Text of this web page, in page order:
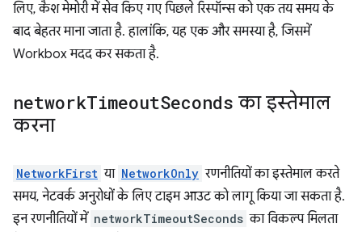
लिए, कैश मेमोरी में सेव किए गए पिछले रिस्पॉन्स को एक तय समय के
बाद बेहतर माना जाता है. हालांकि, यह एक और समस्या है, जिसमें
Workbox मदद कर सकता है.
networkTimeoutSeconds का इस्तेमाल
करना
NetworkFirst या NetworkOnly रणनीतियों का इस्तेमाल करते
समय, नेटवर्क अनुरोधों के लिए टाइम आउट को लागू किया जा सकता है.
इन रणनीतियों में networkTimeoutSeconds का विकल्प मिलता